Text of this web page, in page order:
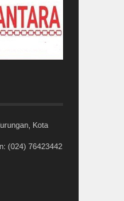
Kota
(024) 76423442